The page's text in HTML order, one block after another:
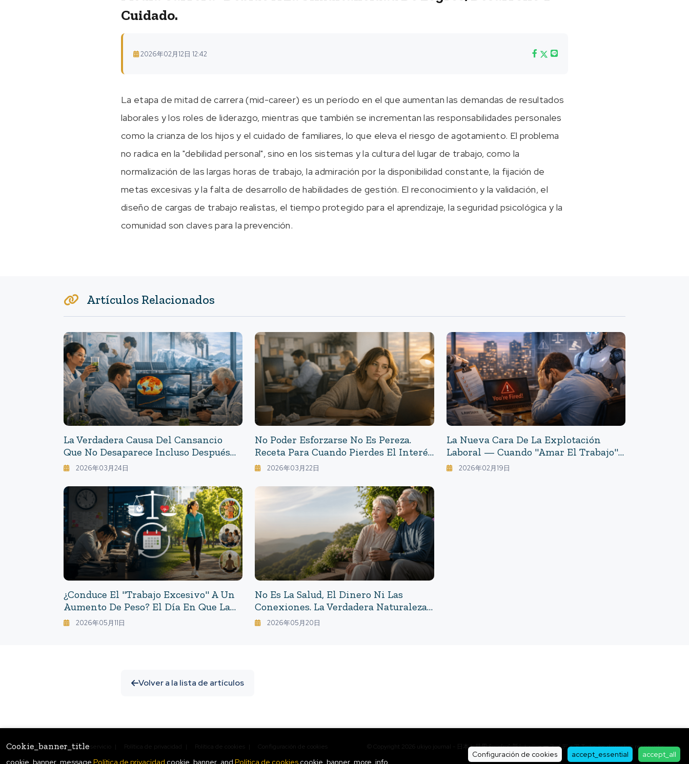
Cookie_banner_title
cookie_banner_message Política de privacidad cookie_banner_and Política de cookies cookie_banner_more_info
Configuración de cookies accept_essential accept_all
Cuidado.
2026年02月12日 12:42
La etapa de mitad de carrera (mid-career) es un período en el que aumentan las demandas de resultados
laborales y los roles de liderazgo, mientras que también se incrementan las responsabilidades personales
como la crianza de los hijos y el cuidado de familiares, lo que eleva el riesgo de agotamiento. El problema
no radica en la "debilidad personal", sino en los sistemas y la cultura del lugar de trabajo, como la
normalización de las largas horas de trabajo, la admiración por la disponibilidad constante, la fijación de
metas excesivas y la falta de desarrollo de habilidades de gestión. El reconocimiento y la validación, el
diseño de cargas de trabajo realistas, el tiempo protegido para el aprendizaje, la seguridad psicológica y la
comunidad son claves para la prevención.
Artículos Relacionados
La Verdadera Causa Del Cansancio
Que No Desaparece Incluso Después
De Descansar: Una Teoría Laboral En
2026年03月24日
No Poder Esforzarse No Es Pereza.
Receta Para Cuando Pierdes El Interés
En El Trabajo.
2026年03月22日
La Nueva Cara De La Explotación
Laboral — Cuando "amar El Trabajo"
Se Convierte En Una "obligación": El
2026年02月19日
¿Conduce El "trabajo Excesivo" A Un
Aumento De Peso? El Día En Que La
Semana Laboral De 4 Días Se
2026年05月11日
No Es La Salud, El Dinero Ni Las
Conexiones. La Verdadera Naturaleza
De Cómo Envejecemos Después De Los
2026年05月20日
Volver a la lista de artículos
Contacto |Términos de servicio Política de privacidad Política de cookies Configuración de cookies © Copyright 2026 ukiyo journal - 日本と世界をつなぐ新しいニュースメディア Todos los derechos reservados.